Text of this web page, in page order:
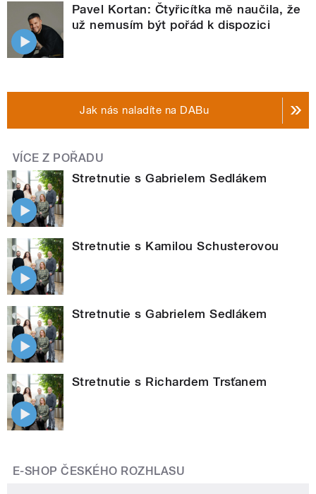
Pavel Kortan: Čtyřicítka mě naučila, že
už nemusím být pořád k dispozici
Jak nás naladíte na DABu
VÍCE Z POŘADU
Stretnutie s Gabrielem Sedlákem
Stretnutie s Kamilou Schusterovou
Stretnutie s Gabrielem Sedlákem
Stretnutie s Richardem Trsťanem
E-SHOP ČESKÉHO ROZHLASU